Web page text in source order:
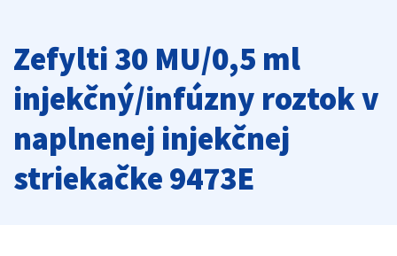
Zefylti 30 MU/0,5 ml
injekčný/infúzny roztok v
naplnenej injekčnej
striekačke 9473E